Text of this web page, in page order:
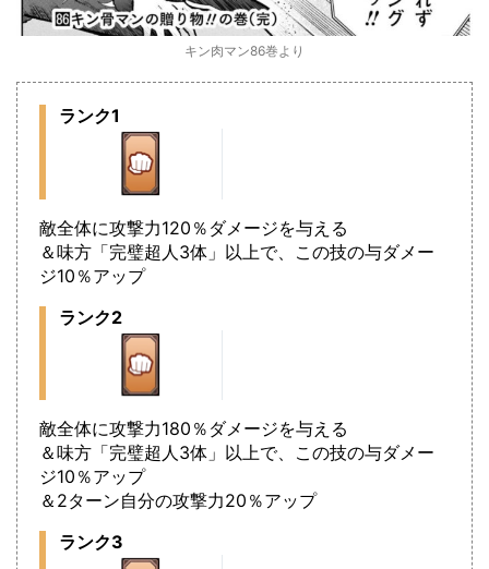
キン肉マン86巻より
ランク1
敵全体に攻撃力120％ダメージを与える
＆味方「完璧超人3体」以上で、この技の与ダメー
ジ10％アップ
ランク2
敵全体に攻撃力180％ダメージを与える
＆味方「完璧超人3体」以上で、この技の与ダメー
ジ10％アップ
＆2ターン自分の攻撃力20％アップ
ランク3